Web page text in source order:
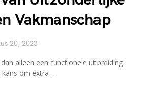
Vakmanschap
20, 2023
alleen een functionele uitbreiding
kans om extra…